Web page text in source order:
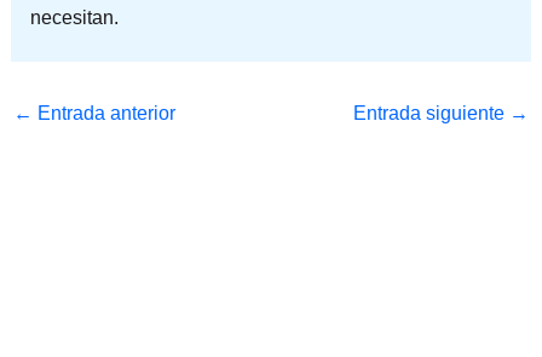
necesitan.
← Entrada anterior Entrada siguiente →